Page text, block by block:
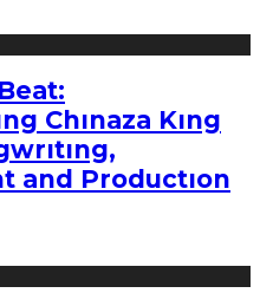
Chınaza Kıng
and Productıon